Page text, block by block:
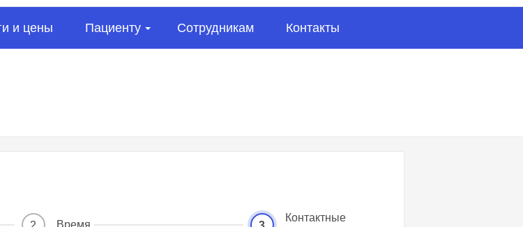
и цены Пациенту Сотрудникам Контакты
Контактные